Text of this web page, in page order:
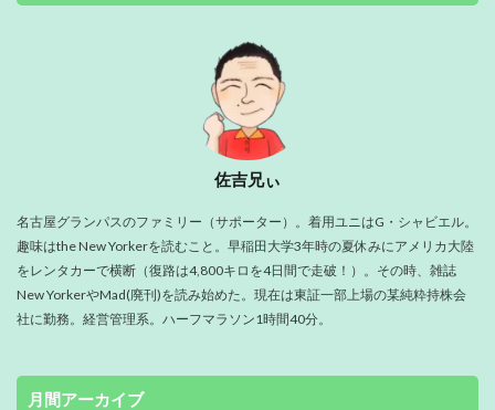
佐吉兄ぃ
名古屋グランパスのファミリー（サポーター）。着用ユニはG・シャビエル。
趣味はthe New Yorkerを読むこと。早稲田大学3年時の夏休みにアメリカ大陸
をレンタカーで横断（復路は4,800キロを4日間で走破！）。その時、雑誌
New YorkerやMad(廃刊)を読み始めた。現在は東証一部上場の某純粋持株会
社に勤務。経営管理系。ハーフマラソン1時間40分。
月間アーカイブ